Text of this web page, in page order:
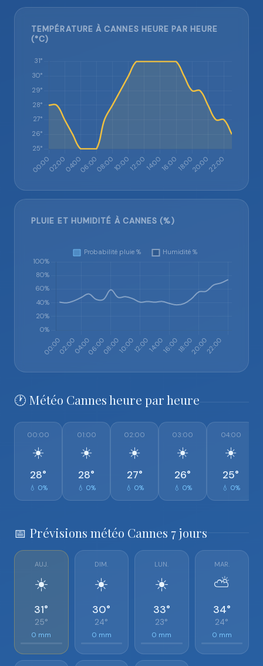
TEMPÉRATURE À CANNES HEURE PAR HEURE
(°C)
PLUIE ET HUMIDITÉ À CANNES (%)
🕐 Météo Cannes heure par heure
00:00
☀️
28°
💧 0%
01:00
☀️
28°
💧 0%
02:00
☀️
27°
💧 0%
03:00
☀️
26°
💧 0%
04:00
☀️
25°
💧 0%
📅 Prévisions météo Cannes 7 jours
AUJ.
☀️
31°
25°
0 mm
DIM.
☀️
30°
24°
0 mm
LUN.
☀️
33°
23°
0 mm
MAR.
⛅
34°
24°
0 mm